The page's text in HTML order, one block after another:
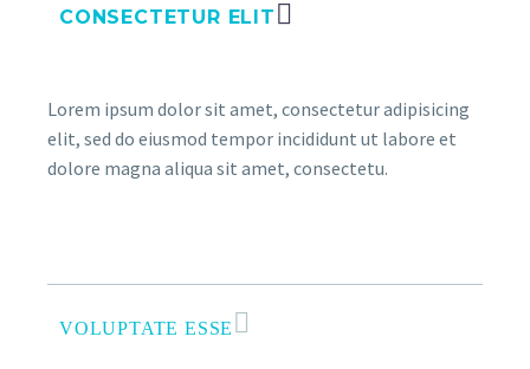
CONSECTETUR ELIT
Lorem ipsum dolor sit amet, consectetur adipisicing
elit, sed do eiusmod tempor incididunt ut labore et
dolore magna aliqua sit amet, consectetu.
VOLUPTATE ESSE